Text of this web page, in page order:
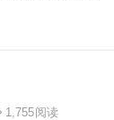
1,755阅读